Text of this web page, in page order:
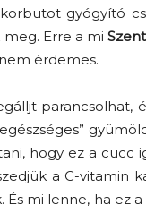
gyógyító
meg. Erre a mi
érdemes.
parancsolhat,
hogy ez a cucc
a C-vitamin
mi lenne, ha ez